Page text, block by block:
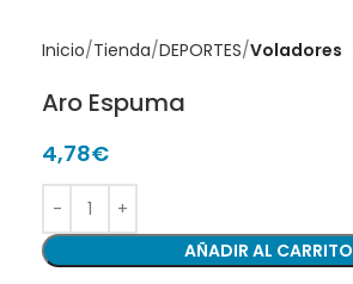
Inicio Tienda DEPORTES Voladores
Aro Espuma
4,78€
AÑADIR AL CARRITO